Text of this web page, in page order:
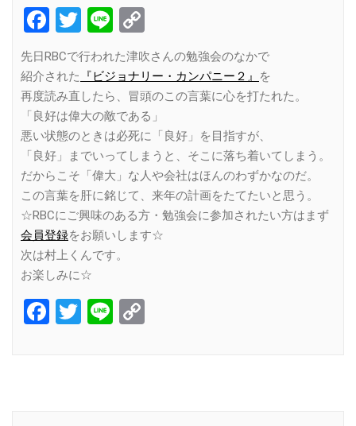
Facebook
Twitter
Line
Link
先日RBCで行われた津吹さんの勉強会のなかで
紹介された
『ビジョナリー・カンパニー２』
を
再度読み直したら、冒頭のこの言葉に心を打たれた。
「良好は偉大の敵である」
悪い状態のときは必死に「良好」を目指すが、
「良好」までいってしまうと、そこに落ち着いてしまう。
だからこそ「偉大」な人や会社はほんのわずかなのだ。
この言葉を肝に銘じて、来年の計画をたてたいと思う。
☆RBCにご興味のある方・勉強会に参加されたい方はまず
会員登録をお願いします☆
次は村上くんです。
お楽しみに☆
Facebook
Twitter
Line